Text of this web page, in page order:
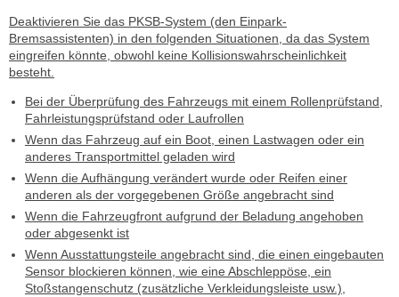
Deaktivieren Sie das PKSB-System (den Einpark-
Bremsassistenten) in den folgenden Situationen, da das System
eingreifen könnte, obwohl keine Kollisionswahrscheinlichkeit
besteht.
Bei der Überprüfung des Fahrzeugs mit einem Rollenprüfstand,
Fahrleistungsprüfstand oder Laufrollen
Wenn das Fahrzeug auf ein Boot, einen Lastwagen oder ein
anderes Transportmittel geladen wird
Wenn die Aufhängung verändert wurde oder Reifen einer
anderen als der vorgegebenen Größe angebracht sind
Wenn die Fahrzeugfront aufgrund der Beladung angehoben
oder abgesenkt ist
Wenn Ausstattungsteile angebracht sind, die einen eingebauten
Sensor blockieren können, wie eine Abschleppöse, ein
Stoßstangenschutz (zusätzliche Verkleidungsleiste usw.),